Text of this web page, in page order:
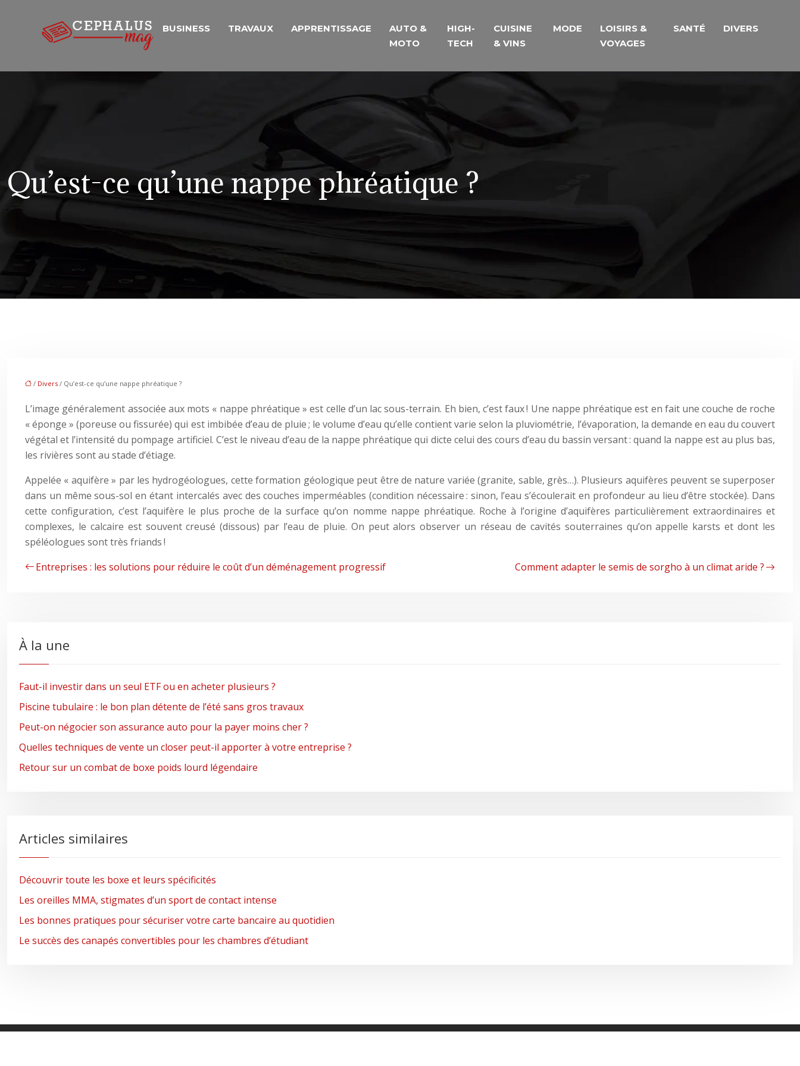
BUSINESS TRAVAUX APPRENTISSAGE
AUTO &
MOTO
HIGH-
TECH
CUISINE
& VINS
MODE
LOISIRS &
VOYAGES
SANTÉ DIVERS
Qu’est-ce qu’une nappe phréatique ?
/ Divers / Qu’est-ce qu’une nappe phréatique ?
L’image généralement associée aux mots « nappe phréatique » est celle d’un lac sous-terrain. Eh bien, c’est faux ! Une nappe phréatique est en fait une couche de roche
« éponge » (poreuse ou fissurée) qui est imbibée d’eau de pluie ; le volume d’eau qu’elle contient varie selon la pluviométrie, l’évaporation, la demande en eau du couvert
végétal et l’intensité du pompage artificiel. C’est le niveau d’eau de la nappe phréatique qui dicte celui des cours d’eau du bassin versant : quand la nappe est au plus bas,
les rivières sont au stade d’étiage.
Appelée « aquifère » par les hydrogéologues, cette formation géologique peut être de nature variée (granite, sable, grès…). Plusieurs aquifères peuvent se superposer
dans un même sous-sol en étant intercalés avec des couches imperméables (condition nécessaire : sinon, l’eau s’écoulerait en profondeur au lieu d’être stockée). Dans
cette configuration, c’est l’aquifère le plus proche de la surface qu’on nomme nappe phréatique. Roche à l’origine d’aquifères particulièrement extraordinaires et
complexes, le calcaire est souvent creusé (dissous) par l’eau de pluie. On peut alors observer un réseau de cavités souterraines qu’on appelle karsts et dont les
spéléologues sont très friands !
Entreprises : les solutions pour réduire le coût d’un déménagement progressif
Comment adapter le semis de sorgho à un climat aride ?
À la une
Faut-il investir dans un seul ETF ou en acheter plusieurs ?
Piscine tubulaire : le bon plan détente de l’été sans gros travaux
Peut-on négocier son assurance auto pour la payer moins cher ?
Quelles techniques de vente un closer peut-il apporter à votre entreprise ?
Retour sur un combat de boxe poids lourd légendaire
Articles similaires
Découvrir toute les boxe et leurs spécificités
Les oreilles MMA, stigmates d’un sport de contact intense
Les bonnes pratiques pour sécuriser votre carte bancaire au quotidien
Le succès des canapés convertibles pour les chambres d’étudiant